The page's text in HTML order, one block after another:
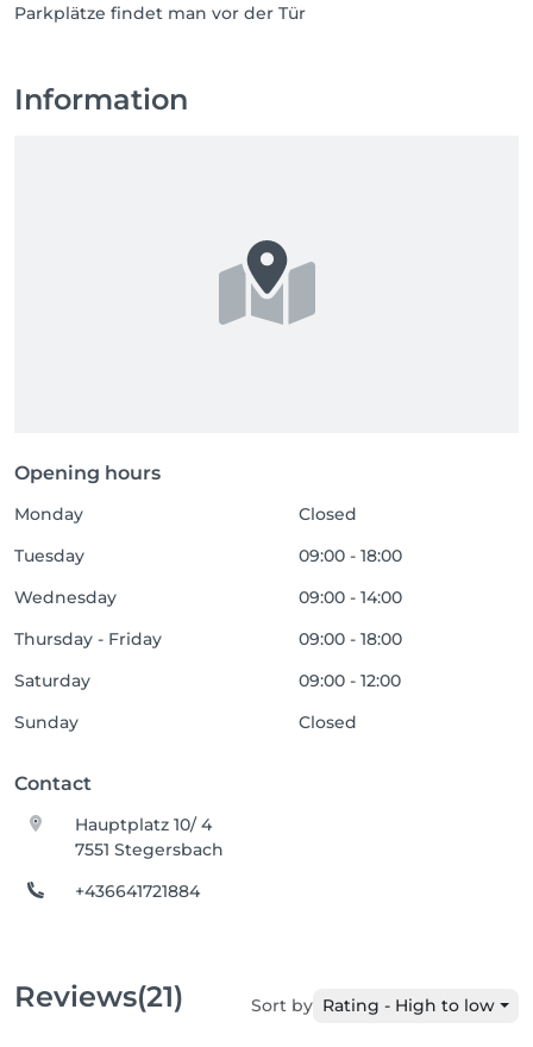
Information
Opening hours
Monday
Closed
Tuesday
09:00 - 18:00
Wednesday
09:00 - 14:00
Thursday - Friday
09:00 - 18:00
Saturday
09:00 - 12:00
Sunday
Closed
Contact
Hauptplatz 10/ 4
7551 Stegersbach
+436641721884
Reviews(21) Sort by Rating - High to low